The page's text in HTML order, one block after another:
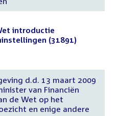
introductie
(31891)
d.d. 13 maart 2009
van Financiën
de Wet op het
en enige andere